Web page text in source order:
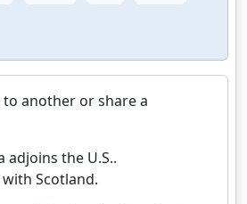
to another or share a
adjoins the U.S..
Scotland.